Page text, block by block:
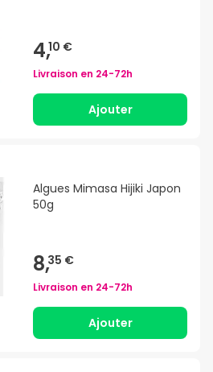
4,10 €
Livraison en 24-72h
Ajouter
Algues Mimasa Hijiki Japon
50g
8,35 €
Livraison en 24-72h
Ajouter